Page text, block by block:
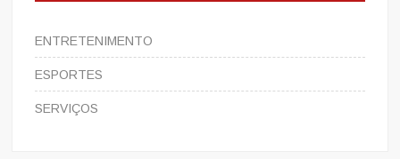
ENTRETENIMENTO
ESPORTES
SERVIÇOS